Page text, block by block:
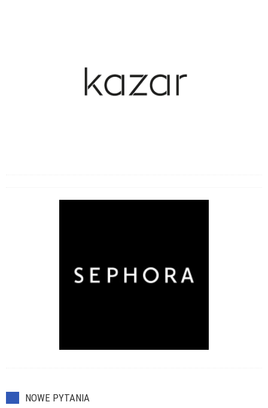
NOWE PYTANIA